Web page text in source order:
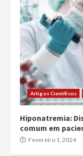
Artigos Científicos
Hiponatremia:
comum em
Fevereiro 1, 2024